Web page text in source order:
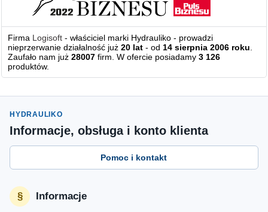
Firma Logisoft - właściciel marki Hydrauliko - prowadzi
nieprzerwanie działalność już20 lat - od14 sierpnia 2006 roku.
Zaufało nam już28007 firm. W ofercie posiadamy3 126
produktów.
HYDRAULIKO
Informacje, obsługa i konto klienta
Pomoc i kontakt
Informacje